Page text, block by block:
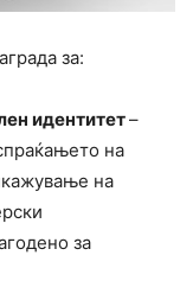
за:
идентитет–
на
на
за